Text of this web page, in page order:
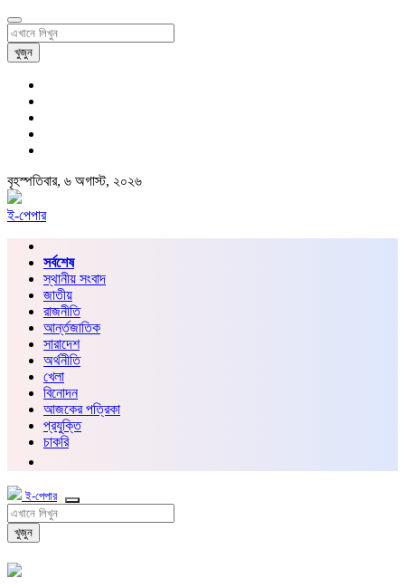
খুজুন
বৃহস্পতিবার, ৬ অগাস্ট, ২০২৬
ই-পেপার
সর্বশেষ
স্থানীয় সংবাদ
জাতীয়
রাজনীতি
আর্ন্তজাতিক
সারাদেশ
অর্থনীতি
খেলা
বিনোদন
আজকের পত্রিকা
প্রযুক্তি
চাকরি
ই-পেপার
খুজুন